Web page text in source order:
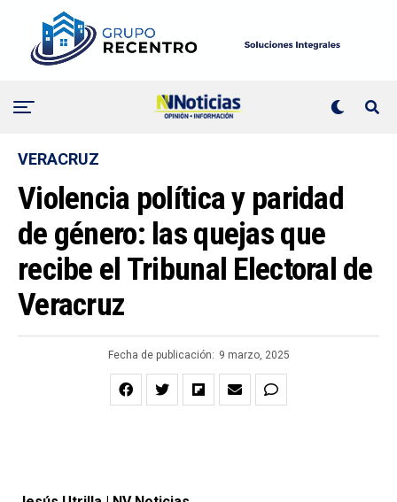
VERACRUZ
Violencia política y paridad
de género: las quejas que
recibe el Tribunal Electoral de
Veracruz
Fecha de publicación: 9 marzo, 2025